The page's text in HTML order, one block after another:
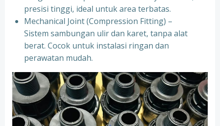
presisi tinggi, ideal untuk area terbatas.
Mechanical Joint (Compression Fitting) –
Sistem sambungan ulir dan karet, tanpa alat
berat. Cocok untuk instalasi ringan dan
perawatan mudah.